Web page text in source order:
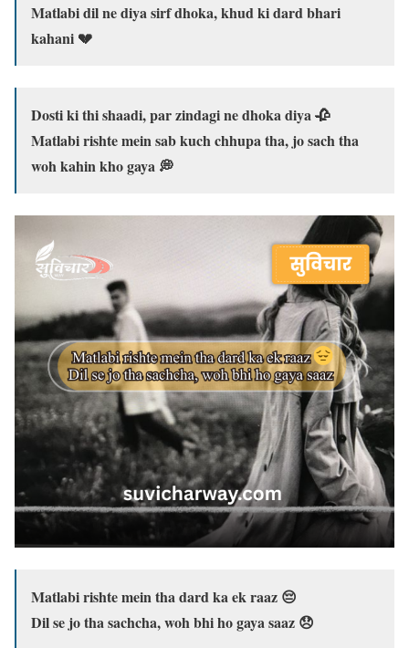
Matlabi dil ne diya sirf dhoka, khud ki dard bhari
kahani 💔
Dosti ki thi shaadi, par zindagi ne dhoka diya 🥀
Matlabi rishte mein sab kuch chhupa tha, jo sach tha
woh kahin kho gaya 💭
Matlabi rishte mein tha dard ka ek raaz 😔
Dil se jo tha sachcha, woh bhi ho gaya saaz 😞